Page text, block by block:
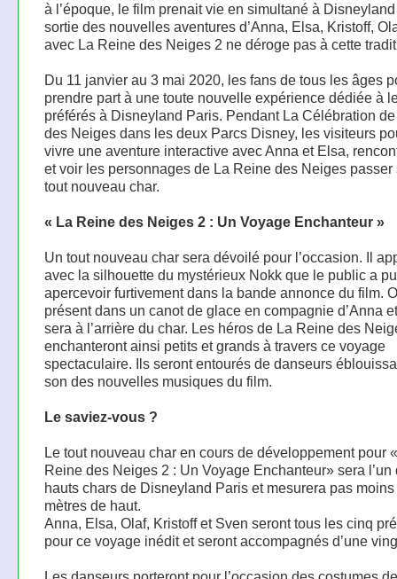
à l’époque, le film prenait vie en simultané à
sortie des nouvelles aventures d’Anna, Elsa, Kristoff,
avec La Reine des Neiges 2 ne déroge pas à cette
Du 11 janvier au 3 mai 2020, les fans de tous les âges
prendre part à une toute nouvelle expérience dédiée à
préférés à Disneyland Paris. Pendant La Célébration
des Neiges dans les deux Parcs Disney, les visiteurs
vivre une aventure interactive avec Anna et Elsa,
et voir les personnages de La Reine des Neiges passer
tout nouveau char.
« La Reine des Neiges 2 : Un Voyage Enchanteur »
Un tout nouveau char sera dévoilé pour l’occasion. Il
avec la silhouette du mystérieux Nokk que le public a pu
apercevoir furtivement dans la bande annonce du film.
présent dans un canot de glace en compagnie d’Anna
sera à l’arrière du char. Les héros de La Reine des
enchanteront ainsi petits et grands à travers ce voyage
spectaculaire. Ils seront entourés de danseurs
son des nouvelles musiques du film.
Le saviez-vous ?
Le tout nouveau char en cours de développement pour
Reine des Neiges 2 : Un Voyage Enchanteur» sera l’un
hauts chars de Disneyland Paris et mesurera pas
mètres de haut.
Anna, Elsa, Olaf, Kristoff et Sven seront tous les cinq
pour ce voyage inédit et seront accompagnés d’une